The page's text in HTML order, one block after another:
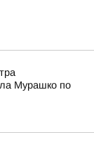
Мурашко по